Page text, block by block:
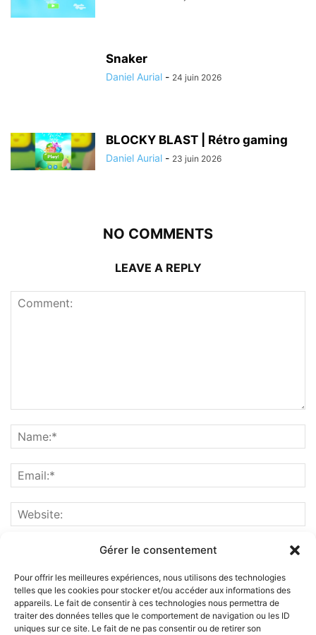
Gérer le consentement
Pour offrir les meilleures expériences, nous utilisons des technologies
telles que les cookies pour stocker et/ou accéder aux informations des
appareils. Le fait de consentir à ces technologies nous permettra de
traiter des données telles que le comportement de navigation ou les ID
uniques sur ce site. Le fait de ne pas consentir ou de retirer son
Snaker
Daniel Aurial - 24 juin 2026
BLOCKY BLAST | Rétro gaming
Daniel Aurial - 23 juin 2026
NO COMMENTS
LEAVE A REPLY